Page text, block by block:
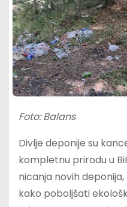
Foto: Balans
Divlje deponije su
kompletnu prirodu u
nicanja novih
kako poboljšati